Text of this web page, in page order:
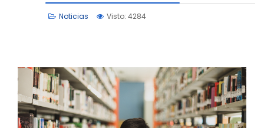
Noticias Visto: 4284